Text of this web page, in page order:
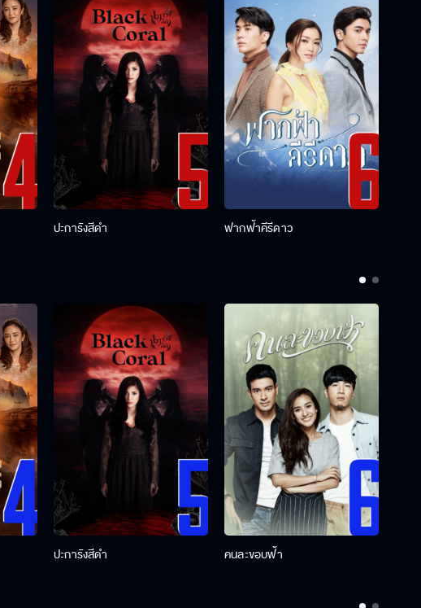
ปะการังสีดำ ฟากฟ้าคีรีดาว
ปะการังสีดำ คนละขอบฟ้า